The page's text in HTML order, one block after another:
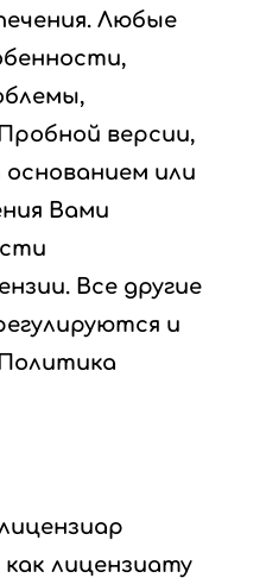
Любые
версии,
или
Вами
Все другие
и
лицензиату